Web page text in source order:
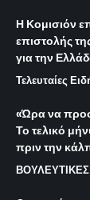
Η Κομισιόν
επιστολής
για την
Τελευταίες
«Ώρα να
Το τελικό
πριν την
ΒΟΥΛΕΥΤΙΚΕΣ